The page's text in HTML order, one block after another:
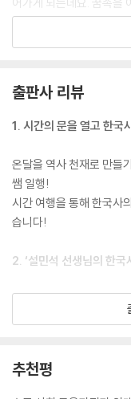
된 이유를 알게 됩니다.
출판사 리뷰
1. 시간의 문을 열고 한국
온달을 역사 천재로 만들
쌤 일행!
시간 여행을 통해 한국사
습니다!
2. ‘설민석 선생님의 한
대한민국 1등 한국사 선
한국사 더보기’! 만화를
3. 다양한 배경지식으로
추천평